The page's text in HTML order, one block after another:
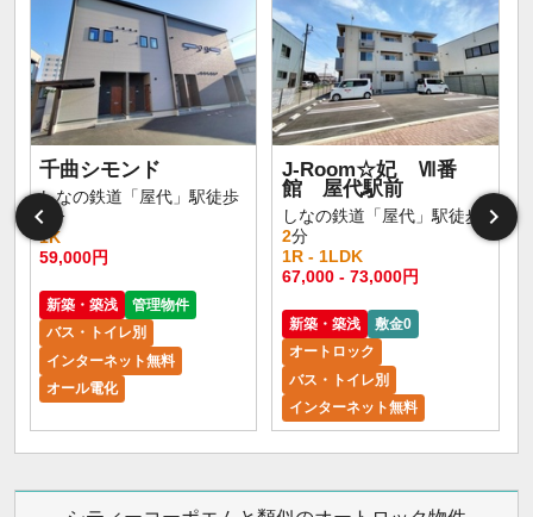
千曲シモンド
しなの鉄道「屋代」駅徒歩
4
分
1K
59,000円
新築・築浅
管理物件
バス・トイレ別
インターネット無料
オール電化
J-Room☆妃 Ⅶ番
館 屋代駅前
しなの鉄道「屋代」駅徒歩
2分
1R - 1LDK
67,000 - 73,000円
新築・築浅
敷金0
オートロック
バス・トイレ別
インターネット無料